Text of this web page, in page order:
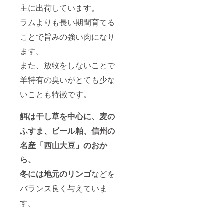
主に出荷しています。
ラムよりも長い期間育てる
ことで旨みの強い肉になり
ます。
また、放牧をしないことで
羊特有の臭いがとても少な
いことも特徴です。
餌は干し草を中心に、麦の
ふすま、ビール粕、信州の
名産「西山大豆」のおか
ら、
冬には地元のリンゴなどを
バランス良く与えていま
す。